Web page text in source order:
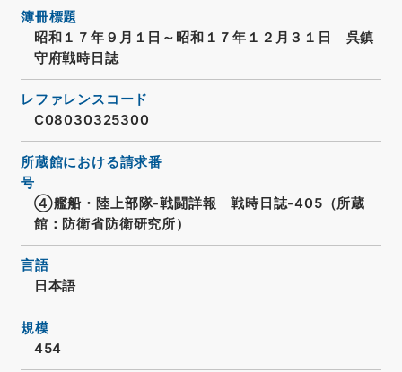
簿冊標題
昭和１７年９月１日～昭和１７年１２月３１日 呉鎮
守府戦時日誌
レファレンスコード
C08030325300
所蔵館における請求番
号
④艦船・陸上部隊-戦闘詳報 戦時日誌-405（所蔵
館：防衛省防衛研究所）
言語
日本語
規模
454